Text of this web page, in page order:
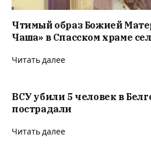
Чтимый образ Божией
Чаша» в Спасском храме
Читать далее
ВСУ убили 5 человек в
пострадали
Читать далее